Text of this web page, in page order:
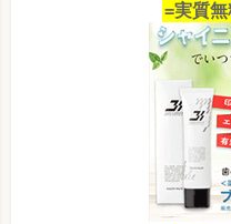
=実質無